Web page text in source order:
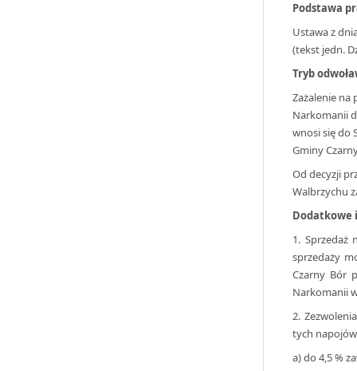
Podstawa
Ustawa z
(tekst jedn.
Tryb
Zażalenie na
Narkomanii
wnosi się do
Gminy
Od decyzji
Walbrzychu
Dodatkowe
1. Sprzedaż
sprzedaży
Czarny Bór
Narkomanii
2.
tych
a) do 4,5 %